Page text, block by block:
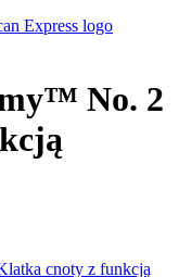
No. 2